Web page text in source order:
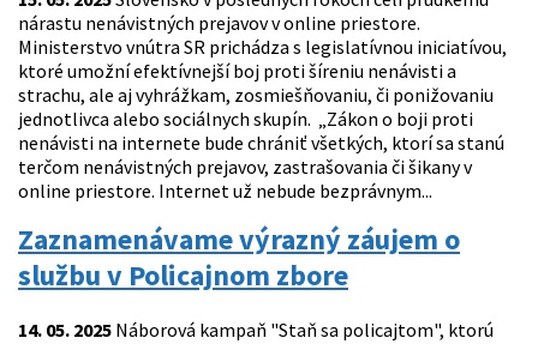
nárastu nenávistných prejavov v online priestore.
Ministerstvo vnútra SR prichádza s legislatívnou iniciatívou,
ktoré umožní efektívnejší boj proti šíreniu nenávisti a
strachu, ale aj vyhrážkam, zosmiešňovaniu, či ponižovaniu
jednotlivca alebo sociálnych skupín. „Zákon o boji proti
nenávisti na internete bude chrániť všetkých, ktorí sa stanú
terčom nenávistných prejavov, zastrašovania či šikany v
online priestore. Internet už nebude bezprávnym...
Zaznamenávame výrazný záujem o
službu v Policajnom zbore
14. 05. 2025 Náborová kampaň "Staň sa policajtom", ktorú